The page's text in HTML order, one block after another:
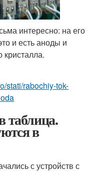
интересно: на его
и есть аноды и
кристалла.
stati/rabochiy-tok-
таблица.
в
с устройств с